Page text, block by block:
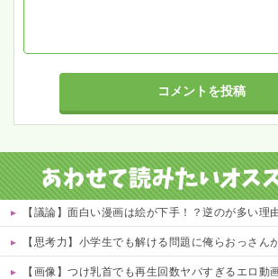
【議論】面白い漫画は絵が下手！？逆のが多い理
【思考力】小学生でも解ける問題に俺らおっさんが四苦八苦
【画像】つけ乳首でも再生回数ヤバすぎるエロ動